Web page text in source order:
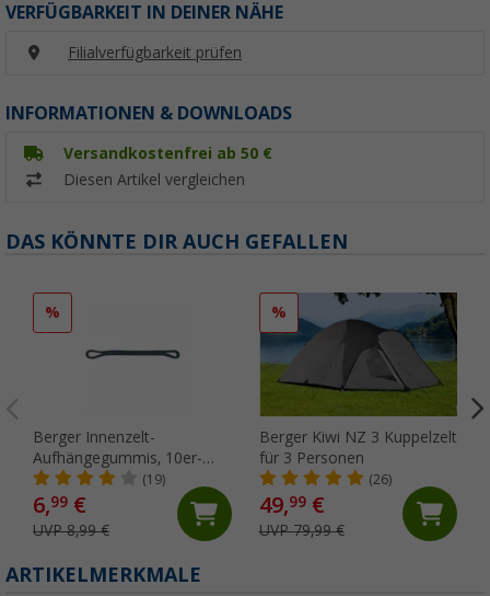
VERFÜGBARKEIT IN DEINER NÄHE
Filialverfügbarkeit prüfen
INFORMATIONEN & DOWNLOADS
Versandkostenfrei ab 50 €
Diesen Artikel vergleichen
DAS KÖNNTE DIR AUCH GEFALLEN
%
Berger Innenzelt-
Aufhängegummis, 10er-
Pack
(19)
6,99 €
UVP 8,99 €
%
Berger Kiwi NZ 3 Kuppelzelt
für 3 Personen
(26)
49,99€
UVP 79,99 €
ARTIKELMERKMALE